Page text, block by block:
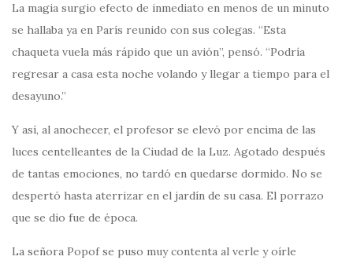
La magia surgio efecto de inmediato en menos de un minuto
se hallaba ya en París reunido con sus colegas. “Esta
chaqueta vuela más rápido que un avión”, pensó. “Podría
regresar a casa esta noche volando y llegar a tiempo para el
desayuno.”
Y así, al anochecer, el profesor se elevó por encima de las
luces centelleantes de la Ciudad de la Luz. Agotado después
de tantas emociones, no tardó en quedarse dormido. No se
despertó hasta aterrizar en el jardín de su casa. El porrazo
que se dio fue de época.
La señora Popof se puso muy contenta al verle y oírle